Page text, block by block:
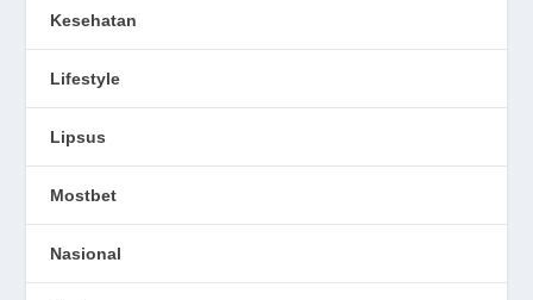
Kesehatan
Lifestyle
Lipsus
Mostbet
Nasional